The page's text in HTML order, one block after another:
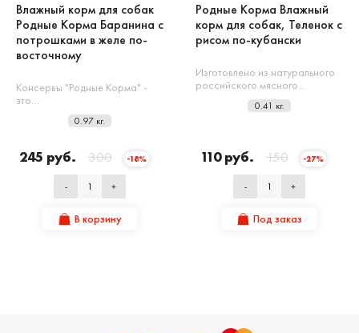
Влажный корм для собак
Родные Корма Баранина с
потрошками в желе по-
восточному
Консервы "Родные Корма" -
это…
0.97 кг.
245 руб. 300 -18%
- +
В корзину
Родные Корма Влажный
корм для собак, Теленок с
рисом по-кубански
Изготовлено из натурального
российского мясного…
0.41 кг.
110 руб. 150 -27%
- +
Под заказ